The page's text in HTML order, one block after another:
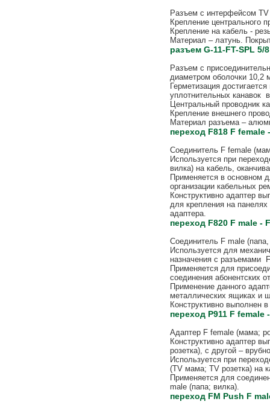
Разъем с интерфейсом
Крепление центрального
Крепление на кабель -
Материал – латунь.
разъем G-11-FT-SPL
Разъем с
диаметром оболочки 10,2
Герметизация
уплотнительных канавок
Центральный проводник
Крепление внешнего
Материал разъема –
переход F818 F female
Соединитель F female
Используется при
вилка) на кабель,
Применяется в основном
организации кабельных
Конструктивно адаптер
для крепления на
адаптера.
переход F820 F male -
Соединитель F male
Используется для
назначения с разъемами
Применяется для
соединения абонентских
Применение данного
металлических ящиках и
Конструктивно выполнен
переход P911 F female
Адаптер F female (мама;
Конструктивно адаптер
розетка), с другой –
Используется при
(TV мама; TV розетка) на
Применяется для
male (папа; вилка).
переход FM Push F